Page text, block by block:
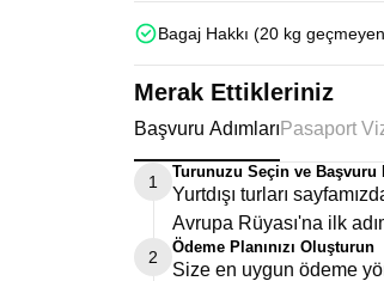
Bagaj Hakkı (20 kg
Merak Ettikleriniz
Başvuru Adımları Pasaport
1
Turunuzu Seçin ve
Yurtdışı turları
Avrupa Rüyası'na ilk
2
Ödeme Planınızı Oluşturun
Size en uygun ödeme